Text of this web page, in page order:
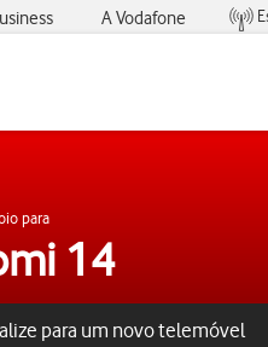
A Vodafone
para
14
para um novo telemóvel